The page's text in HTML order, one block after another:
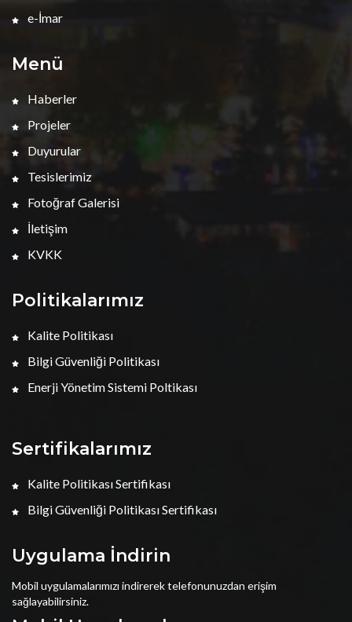
e-İmar
Menü
Haberler
Projeler
Duyurular
Tesislerimiz
Fotoğraf Galerisi
İletişim
KVKK
Politikalarımız
Kalite Politikası
Bilgi Güvenliği Politikası
Enerji Yönetim Sistemi Poltikası
Sertifikalarımız
Kalite Politikası Sertifikası
Bilgi Güvenliği Politikası Sertifikası
Uygulama İndirin
Mobil uygulamalarımızı indirerek telefonunuzdan erişim
sağlayabilirsiniz.